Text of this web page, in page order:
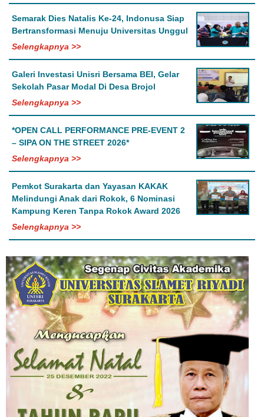
Semarak Dies Natalis Ke-24, Indonusa Siap
Bertransformasi Menuju Universitas Unggul
Selengkapnya >>
Galeri Investasi Unisri Bersama BEI, Gelar
Sekolah Pasar Modal Di Desa Brojol
Selengkapnya >>
*OPEN CALL PERFORMANCE PRE-EVENT 2
– SIPA ON THE STREET 2026*
Selengkapnya >>
Pemkot Surakarta dan Yayasan KAKAK
Melindungi Anak dari Rokok, 6 Nominasi
Kampung Keren Tanpa Rokok Award 2026
Selengkapnya >>